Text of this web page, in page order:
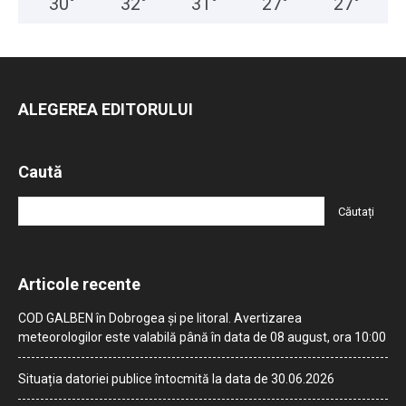
ALEGEREA EDITORULUI
Caută
Articole recente
COD GALBEN în Dobrogea și pe litoral. Avertizarea
meteorologilor este valabilă până în data de 08 august, ora 10:00
Situația datoriei publice întocmită la data de 30.06.2026